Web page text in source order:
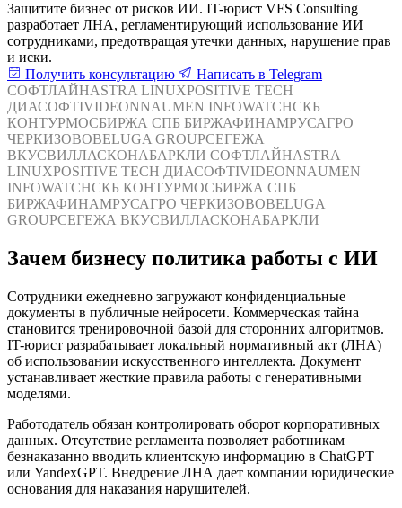
Защитите бизнес от рисков ИИ. IT-юрист VFS Consulting
разработает ЛНА, регламентирующий использование ИИ
сотрудниками, предотвращая утечки данных, нарушение прав
и иски.
Получить консультацию
Написать в Telegram
СОФТЛАЙНASTRA LINUXPOSITIVE TECH
ДИАСОФТIVIDEONNAUMEN INFOWATCHСКБ
КОНТУРМОСБИРЖА СПБ БИРЖАФИНАМРУСАГРО
ЧЕРКИЗОВОBELUGA GROUPСЕГЕЖА
ВКУСВИЛЛАСКОНАБАРКЛИ СОФТЛАЙНASTRA
LINUXPOSITIVE TECH ДИАСОФТIVIDEONNAUMEN
INFOWATCHСКБ КОНТУРМОСБИРЖА СПБ
БИРЖАФИНАМРУСАГРО ЧЕРКИЗОВОBELUGA
GROUPСЕГЕЖА ВКУСВИЛЛАСКОНАБАРКЛИ
Зачем бизнесу политика работы с ИИ
Сотрудники ежедневно загружают конфиденциальные
документы в публичные нейросети. Коммерческая тайна
становится тренировочной базой для сторонних алгоритмов.
IT-юрист разрабатывает локальный нормативный акт (ЛНА)
об использовании искусственного интеллекта. Документ
устанавливает жесткие правила работы с генеративными
моделями.
Работодатель обязан контролировать оборот корпоративных
данных. Отсутствие регламента позволяет работникам
безнаказанно вводить клиентскую информацию в ChatGPT
или YandexGPT. Внедрение ЛНА дает компании юридические
основания для наказания нарушителей.